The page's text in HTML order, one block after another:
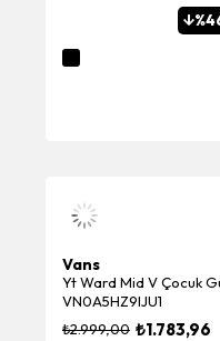
Vans
Yt Ward Mid V Çocuk
VN0A5HZ9IJU1
₺1.783,96
₺2.999,00